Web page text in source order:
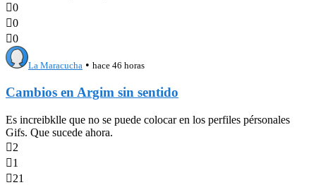
0
0
0
La Maracucha • hace 46 horas
Cambios en Argim sin sentido
Es increibklle que no se puede colocar en los perfiles pérsonales
Gifs. Que sucede ahora.
2
1
21